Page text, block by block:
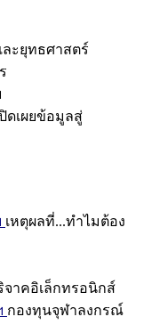
ะยุทธศาสตร์
ดเผยข้อมูลสู่
เหตุผลที่...ทำไมต้อง
จาคอิเล็กทรอนิกส์
กองทุนจุฬาลงกรณ์